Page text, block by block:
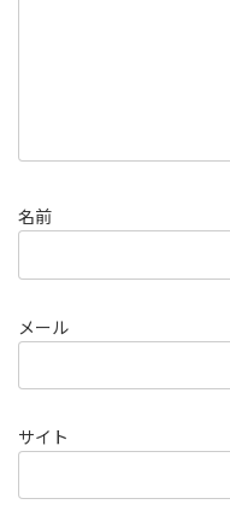
名前
メール
サイト